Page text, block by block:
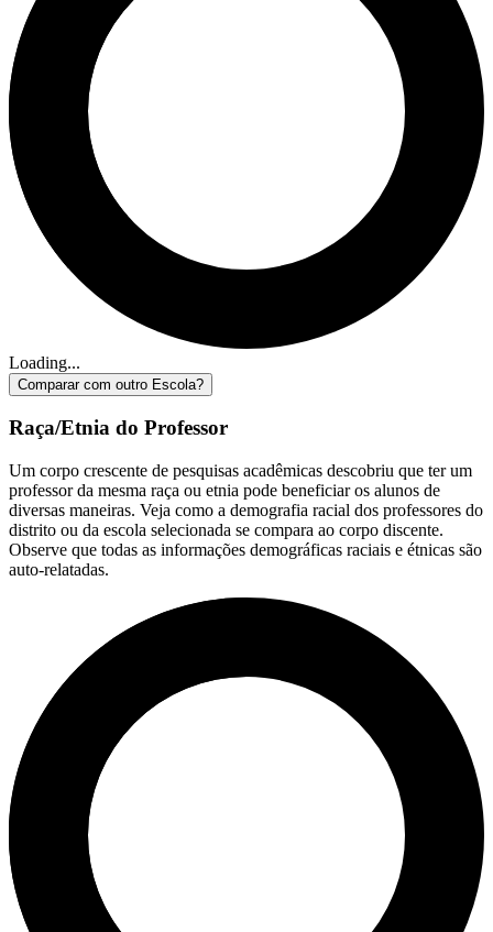
Loading...
Comparar com outro Escola?
Raça/Etnia do Professor
Um corpo crescente de pesquisas acadêmicas descobriu que ter um
professor da mesma raça ou etnia pode beneficiar os alunos de
diversas maneiras. Veja como a demografia racial dos professores do
distrito ou da escola selecionada se compara ao corpo discente.
Observe que todas as informações demográficas raciais e étnicas são
auto-relatadas.